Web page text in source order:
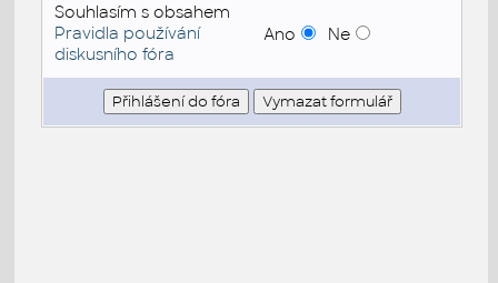
Souhlasím s obsahem
Pravidla používání
diskusního fóra
Ano Ne